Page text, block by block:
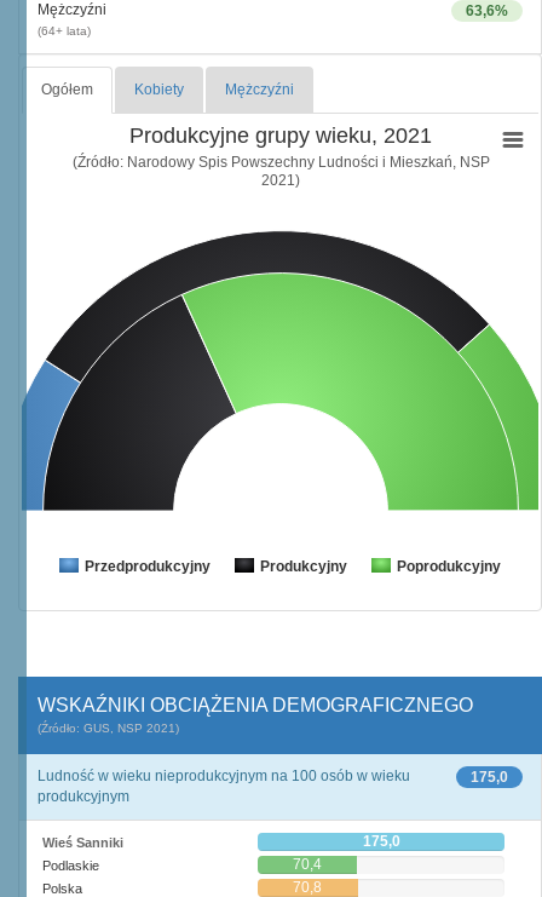
63,6%
Mężczyźni
(64+ lata)
Ogółem Kobiety Mężczyźni
Produkcyjne grupy wieku, 2021
(Źródło: Narodowy Spis Powszechny Ludności i Mieszkań, NSP
2021)
Przedprodukcyjny Produkcyjny Poprodukcyjny
WSKAŹNIKI OBCIĄŻENIA DEMOGRAFICZNEGO
(Źródło: GUS, NSP 2021)
175,0
Ludność w wieku nieprodukcyjnym na 100 osób w wieku
produkcyjnym
Wieś Sanniki 175,0
Podlaskie 70,4
Polska 70,8